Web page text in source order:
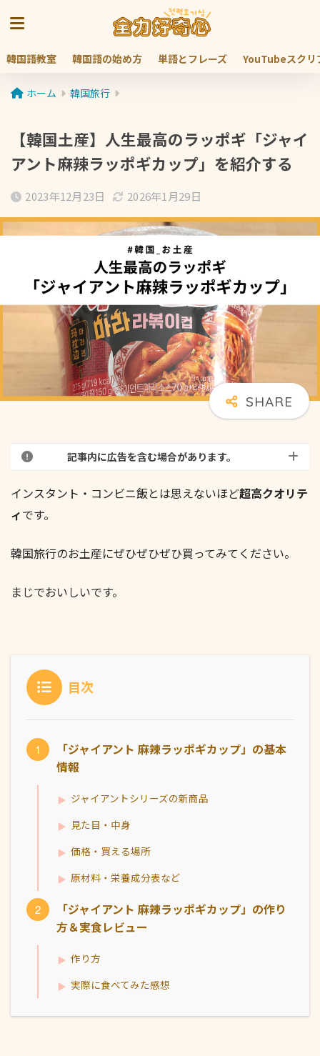
韓国語教室 韓国語の始め方 単語とフレーズ YouTubeスクリ
ホーム 韓国旅行
【韓国土産】人生最高のラッポギ「ジャイ
アント麻辣ラッポギカップ」を紹介する
2023年12月23日 2026年1月29日
記事内に広告を含む場合があります。
インスタント・コンビニ飯とは思えないほど超高クオリテ
ィです。
韓国旅行のお土産にぜひぜひぜひ買ってみてください。
まじでおいしいです。
目次
「ジャイアント 麻辣ラッポギカップ」の基本
情報
ジャイアントシリーズの新商品
見た目・中身
価格・買える場所
原材料・栄養成分表など
「ジャイアント 麻辣ラッポギカップ」の作り
方＆実食レビュー
作り方
実際に食べてみた感想